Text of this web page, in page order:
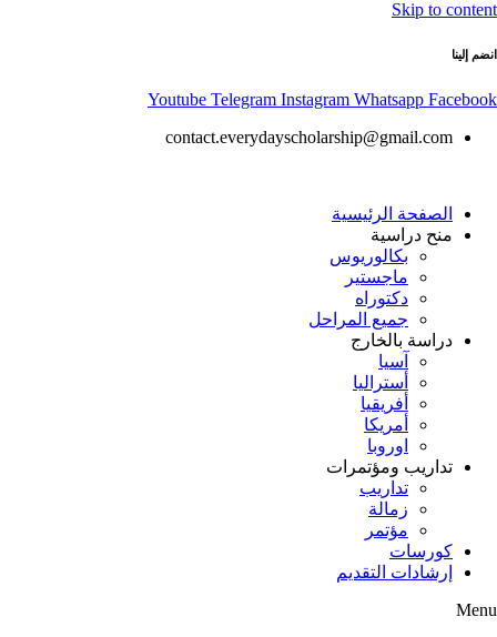
Skip to content
انضم إلينا
Youtube Telegram Instagram Whatsapp Facebook
contact.everydayscholarship@gmail.com
الصفحة الرئيسية
منح دراسية
بكالوريوس
ماجستير
دكتوراه
جميع المراحل
دراسة بالخارج
آسيا
أستراليا
أفريقيا
أمريكا
اوروبا
تداريب ومؤتمرات
تداريب
زمالة
مؤتمر
كورسات
إرشادات التقديم
Menu